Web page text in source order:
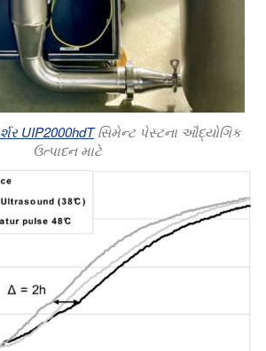
UIP2000hdTસિમેન્ટ પેસ્ટના ઔદ્યોગિક
ઉત્પાદન માટે